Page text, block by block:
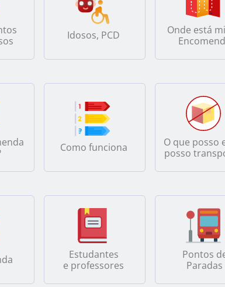
Idosos, PCD
Onde está
Como funciona
O que posso
posso
Estudantes
e professores
Pontos
Paradas